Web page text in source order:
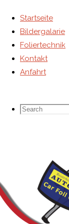
Startseite
Bildergalarie
Foliertechnik
Kontakt
Anfahrt
Search
Search